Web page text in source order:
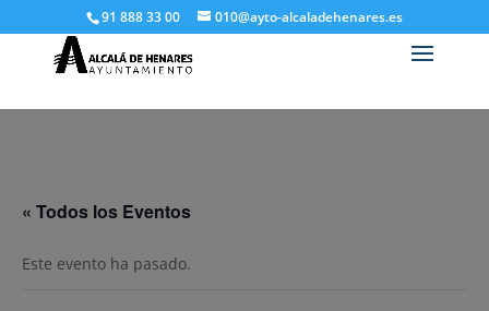
91 888 33 00 010@ayto-alcaladehenares.es
« Todos los Eventos
Este evento ha pasado.